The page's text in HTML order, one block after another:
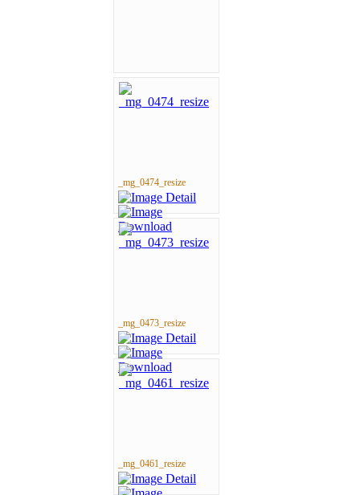
_mg_0474_resize
_mg_0473_resize
_mg_0461_resize